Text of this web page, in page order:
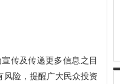
传及传递更多信息之目
险，提醒广大民众投资